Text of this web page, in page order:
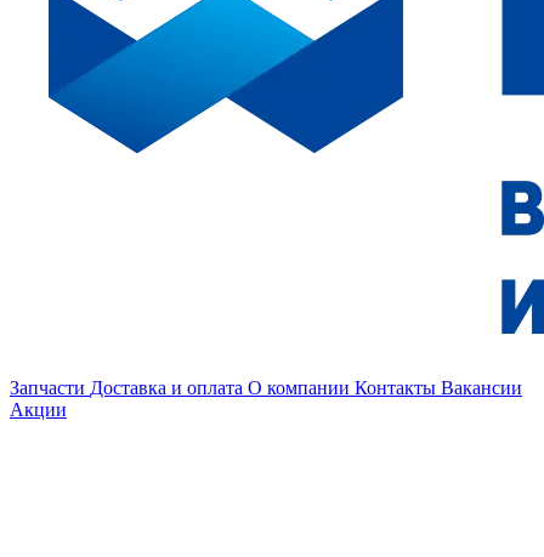
Запчасти Доставка и оплата О компании Контакты Вакансии
Акции